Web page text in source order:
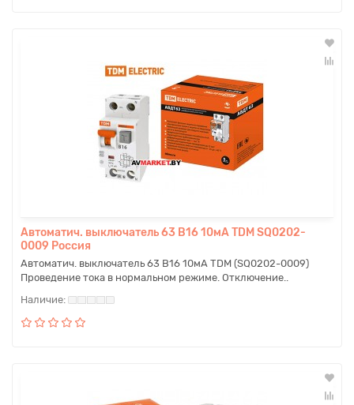
Автоматич. выключатель 63 B16 10мА TDM SQ0202-
0009 Россия
Автоматич. выключатель 63 B16 10мА TDM (SQ0202-0009)
Проведение тока в нормальном режиме. Отключение..